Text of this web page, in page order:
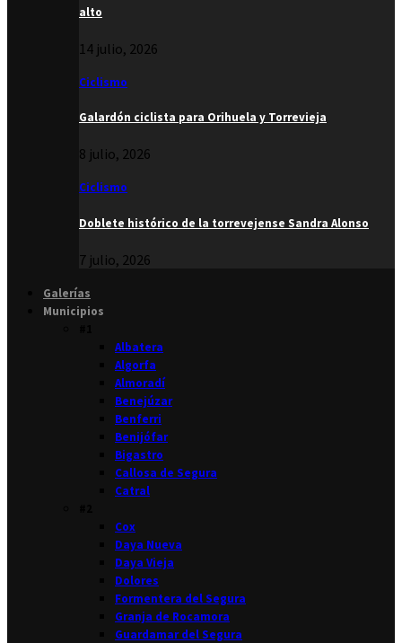
alto
14 julio, 2026
Ciclismo
Galardón ciclista para Orihuela y Torrevieja
8 julio, 2026
Ciclismo
Doblete histórico de la torrevejense Sandra Alonso
7 julio, 2026
Galerías
Municipios
Albatera
Algorfa
Almoradí
Benejúzar
Benferri
Benijófar
Bigastro
Callosa de Segura
Catral
Cox
Daya Nueva
Daya Vieja
Dolores
Formentera del Segura
Granja de Rocamora
Guardamar del Segura